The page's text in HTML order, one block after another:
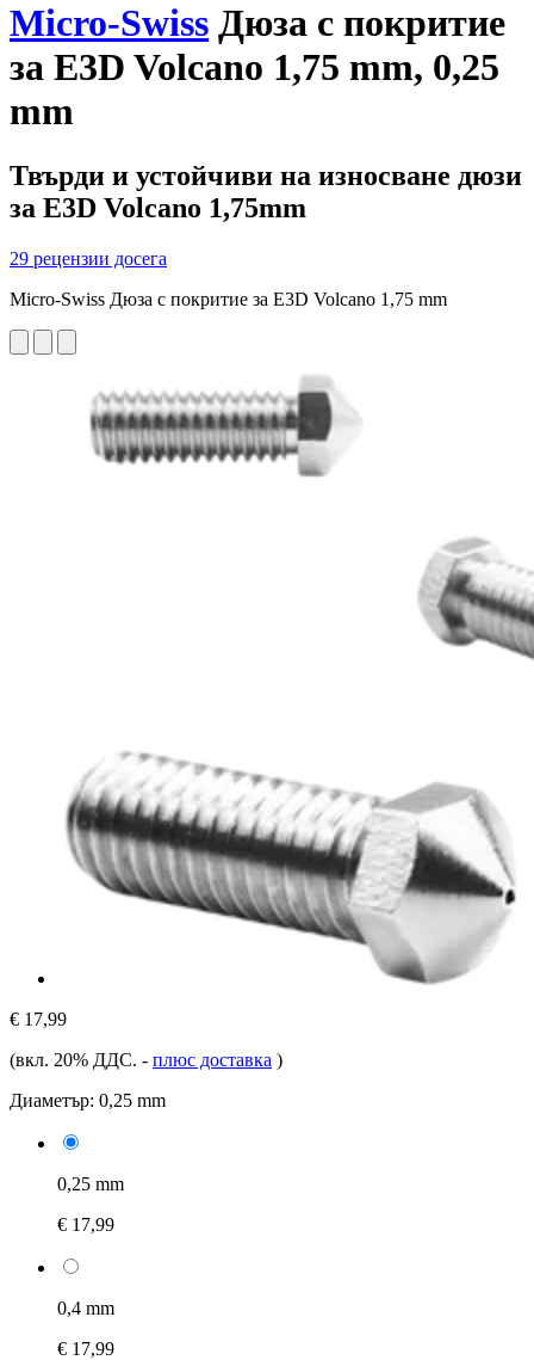
Micro-Swiss Дюза с покритие
за E3D Volcano 1,75 mm, 0,25
mm
Твърди и устойчиви на износване дюзи
за E3D Volcano 1,75mm
29 рецензии досега
Micro-Swiss Дюза с покритие за E3D Volcano 1,75 mm
€ 17,99
(вкл. 20% ДДС. - плюс доставка )
Диаметър: 0,25 mm
0,25 mm
€ 17,99
0,4 mm
€ 17,99